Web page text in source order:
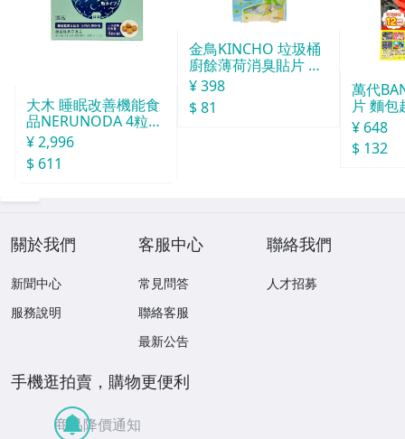
大木 睡眠改善機能食
品NERUNODA 4粒22
袋
¥ 2,996
$ 611
金鳥KINCHO 垃圾桶
廚餘薄荷消臭貼片 約
30天分
¥ 398
$ 81
萬代
片 麵包
¥ 648
$ 132
關於我們
新聞中心
服務說明
客服中心
常見問答
聯絡客服
最新公告
聯絡我們
人才招募
手機逛拍賣，購物更便利
商品降價通知